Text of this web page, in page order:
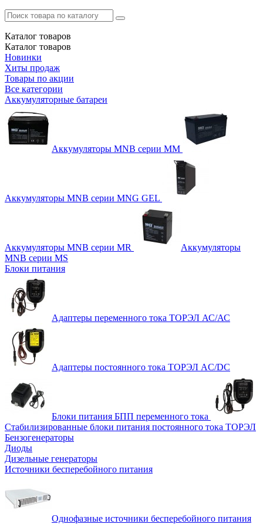
Каталог товаров
Каталог товаров
Новинки
Хиты продаж
Товары по акции
Все категории
Аккумуляторные батареи
Аккумуляторы MNB серии MM
Аккумуляторы MNB серии MNG GEL
Аккумуляторы MNB серии MR
Аккумуляторы
MNB серии MS
Блоки питания
Адаптеры переменного тока ТОРЭЛ АС/АС
Адаптеры постоянного тока ТОРЭЛ AC/DC
Блоки питания БПП переменного тока
Стабилизированные блоки питания постоянного тока ТОРЭЛ
Бензогенераторы
Диоды
Дизельные генераторы
Источники бесперебойного питания
Однофазные источники бесперебойного питания